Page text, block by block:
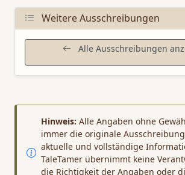
Weitere Ausschreibungen
Alle Ausschreibungen
Hinweis: Alle Angaben ohne
immer die originale
aktuelle und vollständige
TaleTamer übernimmt keine
die Richtigkeit der Angaben oder